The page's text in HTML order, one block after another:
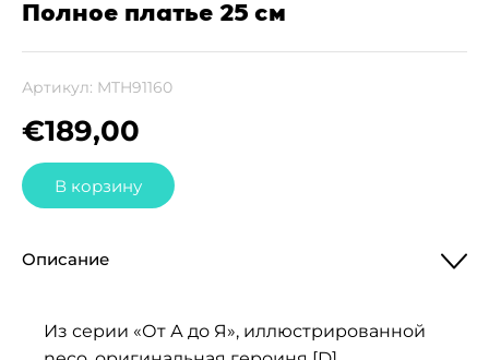
Полное платье 25 см
Артикул: MTH91160
€189,00
В корзину
Описание
Из серии «От А до Я», иллюстрированной